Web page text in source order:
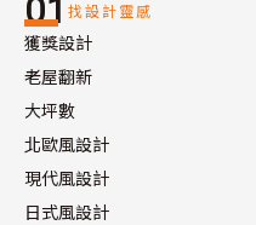
01 找設計靈感
獲獎設計
老屋翻新
大坪數
北歐風設計
現代風設計
日式風設計